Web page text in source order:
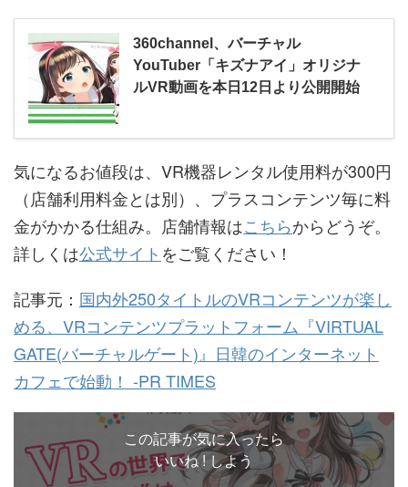
360channel、バーチャル
YouTuber「キズナアイ」オリジナ
ルVR動画を本日12日より公開開始
気になるお値段は、VR機器レンタル使用料が300円
（店舗利用料金とは別）、プラスコンテンツ毎に料
金がかかる仕組み。店舗情報はこちらからどうぞ。
詳しくは公式サイト をご覧ください！
記事元： 国内外250タイトルのVRコンテンツが楽し
める、VRコンテンツプラットフォーム『VIRTUAL
GATE(バーチャルゲート)』日韓のインターネット
カフェで始動！ -PR TIMES
この記事が気に入ったら
いいね ! しよう